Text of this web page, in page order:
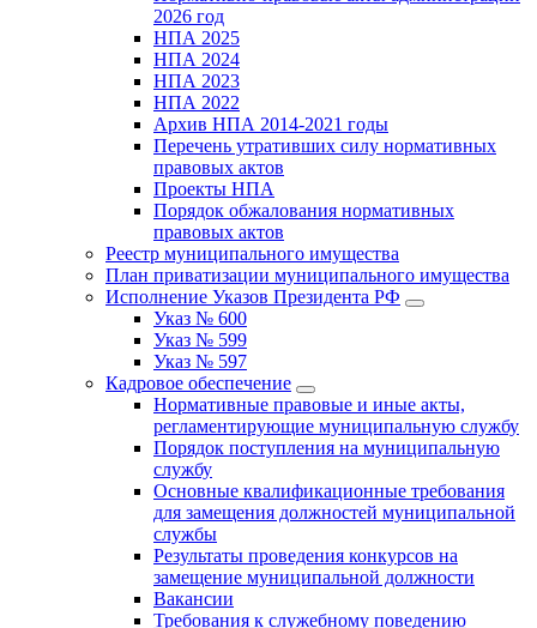
2026 год
НПА 2025
НПА 2024
НПА 2023
НПА 2022
Архив НПА 2014-2021 годы
Перечень утративших силу нормативных
правовых актов
Проекты НПА
Порядок обжалования нормативных
правовых актов
Реестр муниципального имущества
План приватизации муниципального имущества
Исполнение Указов Президента РФ
Указ № 600
Указ № 599
Указ № 597
Кадровое обеспечение
Нормативные правовые и иные акты,
регламентирующие муниципальную службу
Порядок поступления на муниципальную
службу
Основные квалификационные требования
для замещения должностей муниципальной
службы
Результаты проведения конкурсов на
замещение муниципальной должности
Вакансии
Требования к служебному поведению